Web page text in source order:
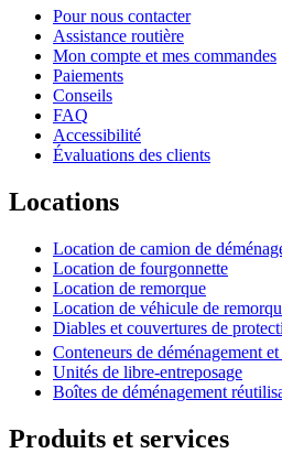
Pour nous contacter
Assistance routière
Mon compte et mes commandes
Paiements
Conseils
FAQ
Accessibilité
Évaluations des clients
Locations
Location de camion de
Location de fourgonnette
Location de remorque
Location de véhicule de
Diables et couvertures de
Conteneurs de déménagement
Unités de libre-entreposage
Boîtes de déménagement
Produits et services